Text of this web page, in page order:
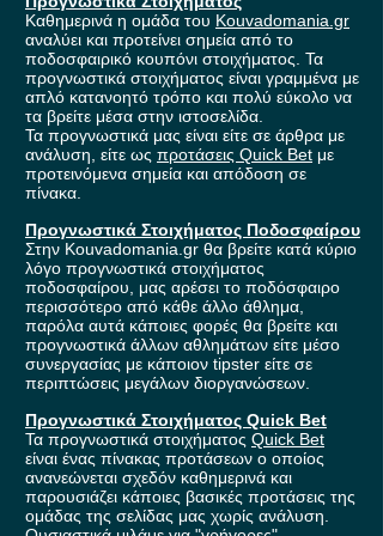
Καθημερινά η ομάδα του Kouvadomania.gr
αναλύει και προτείνει σημεία από το
ποδοσφαιρικό κουπόνι στοιχήματος. Τα
προγνωστικά στοιχήματος είναι γραμμένα με
απλό κατανοητό τρόπο και πολύ εύκολο να
τα βρείτε μέσα στην ιστοσελίδα.
Τα προγνωστικά μας είναι είτε σε άρθρα με
ανάλυση, είτε ως προτάσεις Quick Bet με
προτεινόμενα σημεία και απόδοση σε
πίνακα.
Προγνωστικά Στοιχήματος Ποδοσφαίρου
Στην Kouvadomania.gr θα βρείτε κατά κύριο
λόγο προγνωστικά στοιχήματος
ποδοσφαίρου, μας αρέσει το ποδόσφαιρο
περισσότερο από κάθε άλλο άθλημα,
παρόλα αυτά κάποιες φορές θα βρείτε και
προγνωστικά άλλων αθλημάτων είτε μέσο
συνεργασίας με κάποιον tipster είτε σε
περιπτώσεις μεγάλων διοργανώσεων.
Προγνωστικά Στοιχήματος Quick Bet
Τα προγνωστικά στοιχήματος Quick Bet
είναι ένας πίνακας προτάσεων ο οποίος
ανανεώνεται σχεδόν καθημερινά και
παρουσιάζει κάποιες βασικές προτάσεις της
ομάδας της σελίδας μας χωρίς ανάλυση.